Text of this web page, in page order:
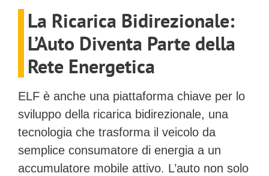
La Ricarica Bidirezionale:
L’Auto Diventa Parte della
Rete Energetica
ELF è anche una piattaforma chiave per lo
sviluppo della ricarica bidirezionale, una
tecnologia che trasforma il veicolo da
semplice consumatore di energia a un
accumulatore mobile attivo. L’auto non solo